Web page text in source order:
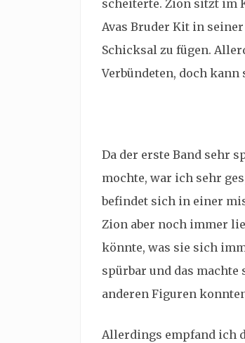
scheiterte. Zion sitzt im
Avas Bruder Kit in
Schicksal zu fügen.
Verbündeten, doch
Da der erste Band sehr
mochte, war ich sehr
befindet sich in einer
Zion aber noch immer
könnte, was sie sich
spürbar und das
anderen Figuren
Allerdings empfand ich